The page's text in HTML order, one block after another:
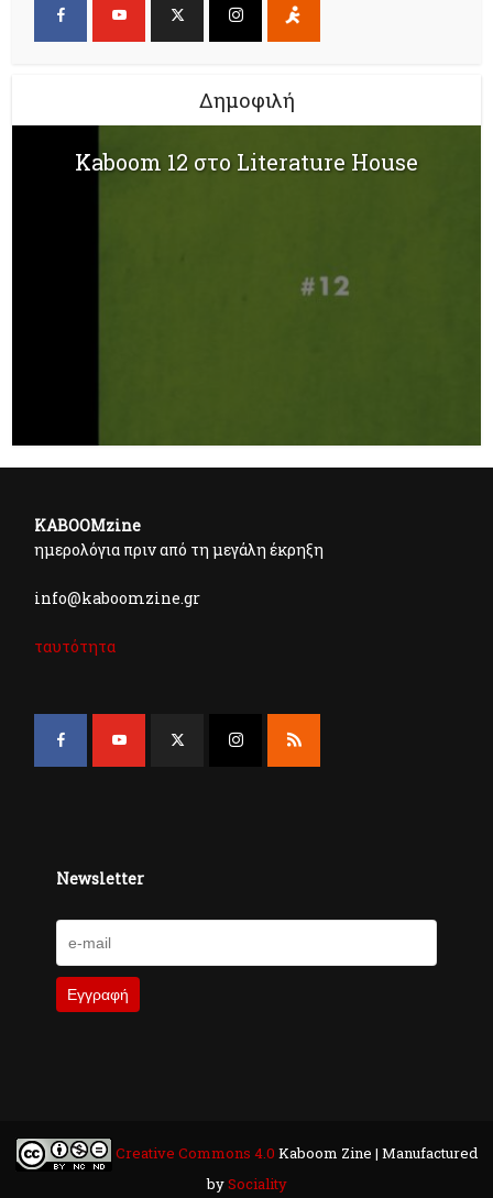
Δημοφιλή
Kaboom 12 στο Literature House
KABOOMzine
ημερολόγια πριν από τη μεγάλη έκρηξη
info@kaboomzine.gr
ταυτότητα
Newsletter
Creative Commons 4.0 Kaboom Zine | Manufactured
bySociality